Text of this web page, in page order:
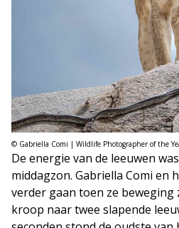
© Gabriella Comi | Wildlife Photographer of the
De energie van de leeuwen
middagzon. Gabriella Comi en
verder gaan toen ze beweging
kroop naar twee slapende